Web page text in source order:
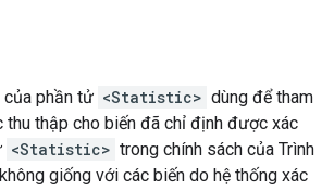
phần tử <Statistic> dùng để tham
thập cho biến đã chỉ định được xác
<Statistic> trong chính sách của Trình
giống với các biến do hệ thống xác